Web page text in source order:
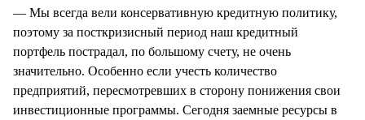
— Мы всегда вели консервативную кредитную политику,
поэтому за посткризисный период наш кредитный
портфель пострадал, по большому счету, не очень
значительно. Особенно если учесть количество
предприятий, пересмотревших в сторону понижения свои
инвестиционные программы. Сегодня заемные ресурсы в